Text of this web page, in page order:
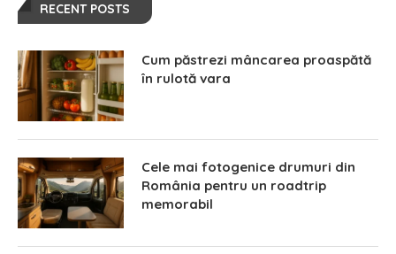
RECENT POSTS
Cum păstrezi mâncarea proaspătă
în rulotă vara
Cele mai fotogenice drumuri din
România pentru un roadtrip
memorabil